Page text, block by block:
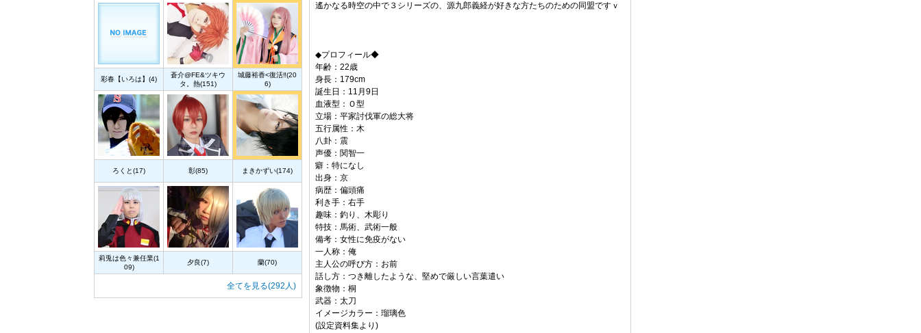
彩春【いろは】(4)
蒼介@FE&ツキウ
タ。熱(151)
城藤裕香<復活‼(20
6)
ろくと(17) 彰(85) まきかずい(174)
莉兎は色々兼任業(1
09)
夕良(7) 蘭(70)
全てを見る(292人)
遙かなる時空の中で３シリーズの、源九郎義経が好きな方たちのための同盟ですｖ
◆プロフィール◆
年齢：22歳
身長：179cm
誕生日：11月9日
血液型：Ｏ型
立場：平家討伐軍の総大将
五行属性：木
八卦：震
声優：関智一
癖：特になし
出身：京
病歴：偏頭痛
利き手：右手
趣味：釣り、木彫り
特技：馬術、武術一般
備考：女性に免疫がない
一人称：俺
主人公の呼び方：お前
話し方：つき離したような、堅めで厳しい言葉遣い
象徴物：桐
武器：太刀
イメージカラー：瑠璃色
(設定資料集より)